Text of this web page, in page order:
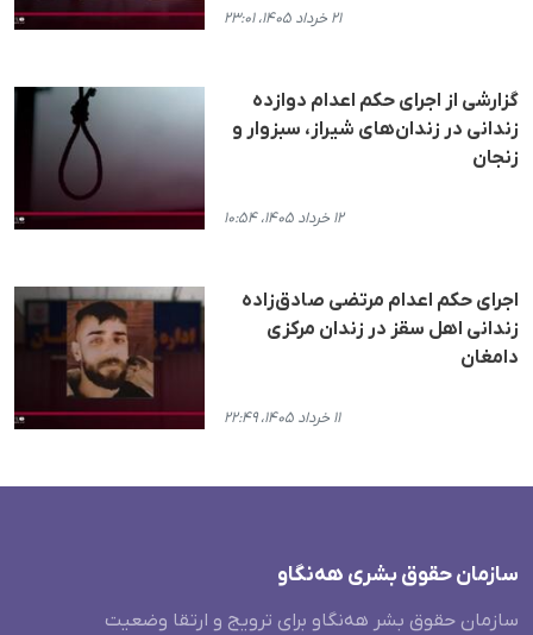
۲۱ خرداد ۱۴۰۵، ۲۳:۰۱
گزارشی از اجرای حکم اعدام دوازده
زندانی در زندان‌های شیراز، سبزوار و
زنجان
۱۲ خرداد ۱۴۰۵، ۱۰:۵۴
اجرای حکم اعدام مرتضی صادق‌زاده
زندانی اهل سقز در زندان مرکزی
دامغان
۱۱ خرداد ۱۴۰۵، ۲۲:۴۹
سازمان حقوق بشری هەنگاو
سازمان حقوق بشر هه‌نگاو برای ترویج و ارتقا وضعیت